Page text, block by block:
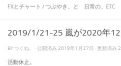
FXとチャート / つぶやき、と 日常の、ETC
2019/1/21-25 嵐が2020年
BYつくね。 · 公開済み 2019年1月27日 · 更新済み
活動休止。